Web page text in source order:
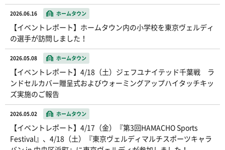
2026.06.16 ホームタウン
【イベントレポート】ホームタウン内の小学校を東京ヴェルディ
の選手が訪問しました！
2026.05.08 ホームタウン
【イベントレポート】4/18（土）ジェフユナイテッド千葉戦 ラ
ンドセルカバー贈呈式およびウォーミングアップハイタッチキッ
ズ実施のご報告
2026.05.02 ホームタウン
【イベントレポート】4/17（金）『第3回HAMACHO Sports
Festival』、4/18（土）『東京ヴェルディマルチスポーツキャラ